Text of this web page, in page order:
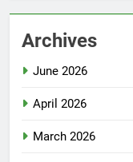
Archives
June 2026
April 2026
March 2026